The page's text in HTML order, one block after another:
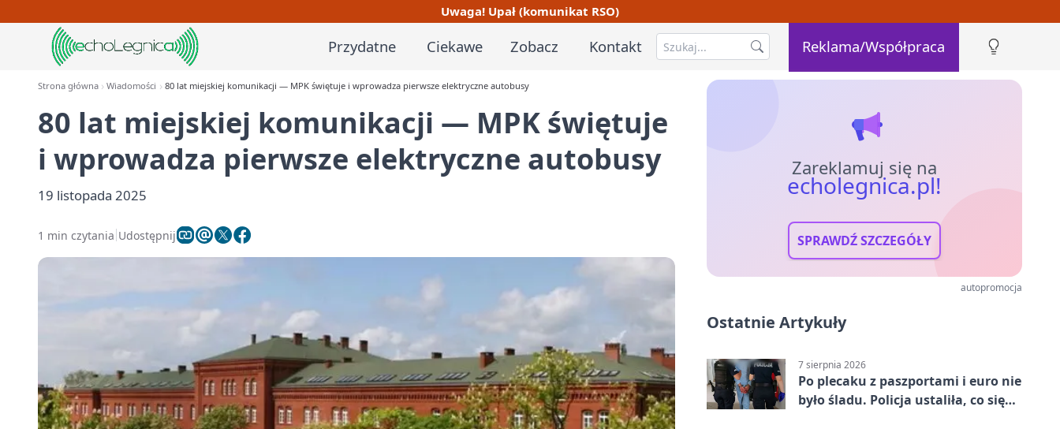
Uwaga! Upał (komunikat RSO)
Przydatne Ciekawe Zobacz Kontakt Reklama/Współpraca
Strona główna Wiadomości 80 lat miejskiej komunikacji — MPK świętuje i wprowadza pierwsze elektryczne autobusy
80 lat miejskiej komunikacji — MPK świętuje
i wprowadza pierwsze elektryczne autobusy
19 listopada 2025
1 min czytania Udostępnij
Zareklamuj się na
echolegnica.pl!
SPRAWDŹ SZCZEGÓŁY
autopromocja
Ostatnie Artykuły
7 sierpnia 2026
Po plecaku z paszportami i euro nie
było śladu. Policja ustaliła, co się